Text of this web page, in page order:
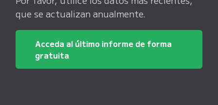
que se actualizan anualmente.
Acceda al último informe de forma
gratuita